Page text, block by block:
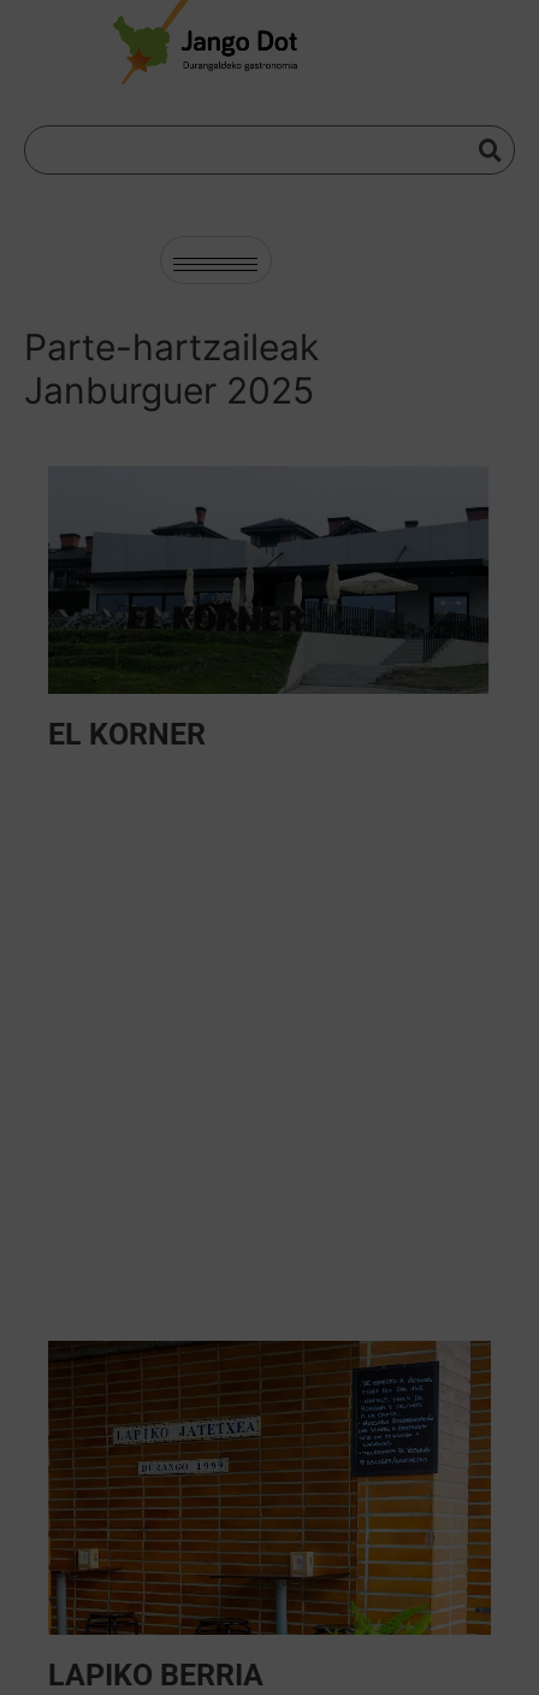
Parte-hartzaileak
Janburguer 2025
EL KORNER
LAPIKO BERRIA